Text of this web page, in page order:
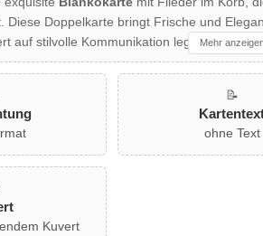
Diese Doppelkarte bringt Frische und
auf stilvolle Kommunikation legen.
Ein farblich passender Umschlag ist im
Mehr
📝
ohne Text
Kuvert